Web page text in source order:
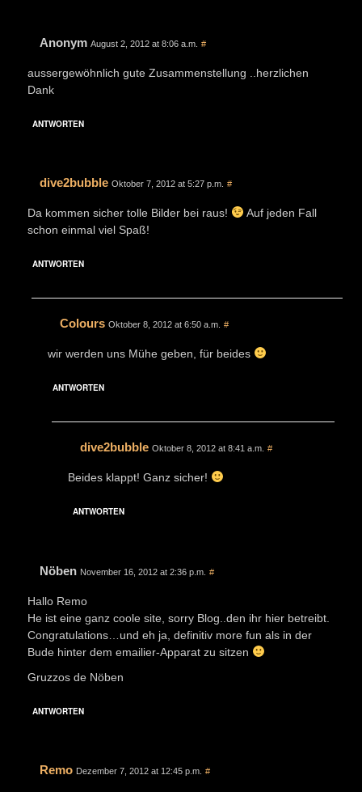
Anonym August 2, 2012 at 8:06 a.m. #
aussergewöhnlich gute Zusammenstellung ..herzlichen
Dank
ANTWORTEN
dive2bubble Oktober 7, 2012 at 5:27 p.m. #
Da kommen sicher tolle Bilder bei raus!
Auf jeden Fall
schon einmal viel Spaß!
ANTWORTEN
Colours Oktober 8, 2012 at 6:50 a.m. #
wir werden uns Mühe geben, für beides
ANTWORTEN
dive2bubble Oktober 8, 2012 at 8:41 a.m. #
Beides klappt! Ganz sicher!
ANTWORTEN
Nöben November 16, 2012 at 2:36 p.m. #
Hallo Remo
He ist eine ganz coole site, sorry Blog..den ihr hier betreibt.
Congratulations…und eh ja, definitiv more fun als in der
Bude hinter dem emailier-Apparat zu sitzen
Gruzzos de Nöben
ANTWORTEN
Remo Dezember 7, 2012 at 12:45 p.m. #